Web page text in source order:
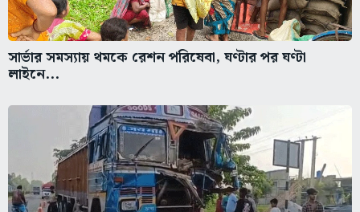
সার্ভার সমস্যায় থমকে রেশন পরিষেবা, ঘণ্টার পর ঘণ্টা
লাইনে...